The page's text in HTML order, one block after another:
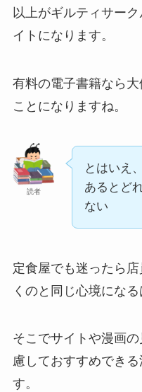
以上がギルティサー
イトになります。
有料の電子書籍なら
ことになりますね。
読者
とはいえ
あるとど
ない
定食屋でも迷ったら
くのと同じ心境になる
そこでサイトや漫画
慮しておすすめでき
す。